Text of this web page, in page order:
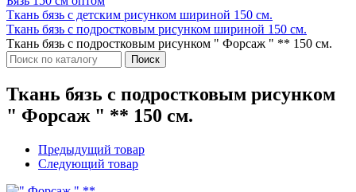
Ткань бязь с детским рисунком шириной 150 см.
Ткань бязь с подростковым рисунком шириной 150 см.
Ткань бязь с подростковым рисунком " Форсаж " ** 150 см.
Поиск
Ткань бязь с подростковым рисунком
" Форсаж " ** 150 см.
Предыдущий товар
Следующий товар